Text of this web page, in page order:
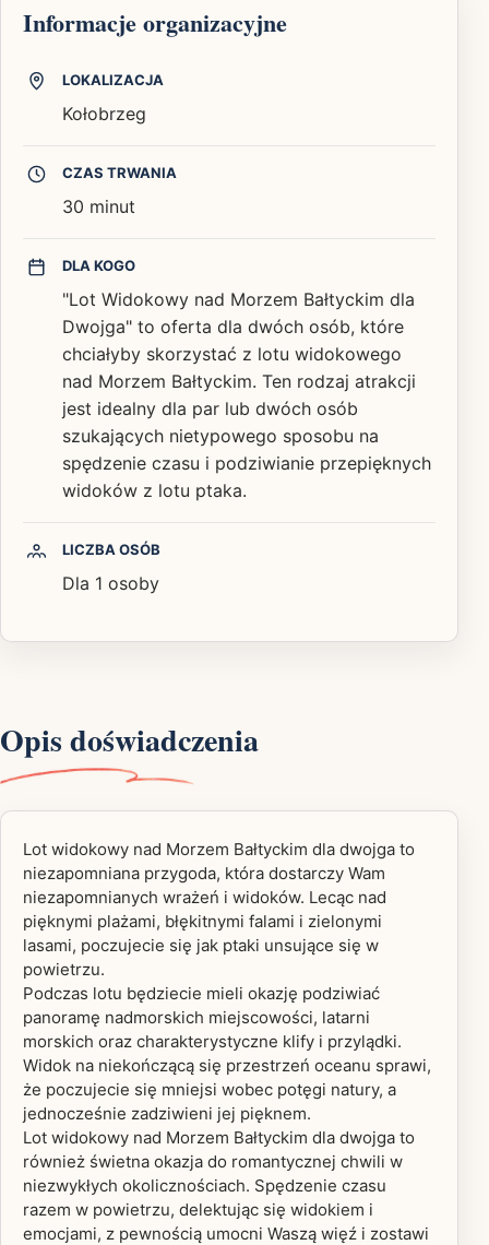
Informacje organizacyjne
LOKALIZACJA
Kołobrzeg
CZAS TRWANIA
30 minut
DLA KOGO
"Lot Widokowy nad Morzem Bałtyckim dla
Dwojga" to oferta dla dwóch osób, które
chciałyby skorzystać z lotu widokowego
nad Morzem Bałtyckim. Ten rodzaj atrakcji
jest idealny dla par lub dwóch osób
szukających nietypowego sposobu na
spędzenie czasu i podziwianie przepięknych
widoków z lotu ptaka.
LICZBA OSÓB
Dla 1 osoby
Opis doświadczenia
Lot widokowy nad Morzem Bałtyckim dla dwojga to
niezapomniana przygoda, która dostarczy Wam
niezapomnianych wrażeń i widoków. Lecąc nad
pięknymi plażami, błękitnymi falami i zielonymi
lasami, poczujecie się jak ptaki unsujące się w
powietrzu.
Podczas lotu będziecie mieli okazję podziwiać
panoramę nadmorskich miejscowości, latarni
morskich oraz charakterystyczne klify i przylądki.
Widok na niekończącą się przestrzeń oceanu sprawi,
że poczujecie się mniejsi wobec potęgi natury, a
jednocześnie zadziwieni jej pięknem.
Lot widokowy nad Morzem Bałtyckim dla dwojga to
również świetna okazja do romantycznej chwili w
niezwykłych okolicznościach. Spędzenie czasu
razem w powietrzu, delektując się widokiem i
emocjami, z pewnością umocni Waszą więź i zostawi